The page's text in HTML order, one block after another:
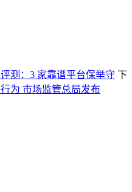
测：3 家靠谱平台保举守 下
为 市场监管总局发布